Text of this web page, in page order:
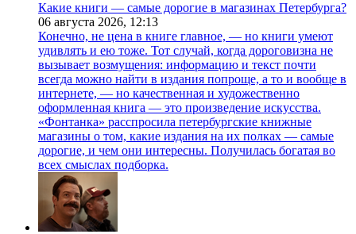
Какие книги — самые дорогие в магазинах Петербурга?
06 августа 2026, 12:13
Конечно, не цена в книге главное, — но книги умеют
удивлять и ею тоже. Тот случай, когда дороговизна не
вызывает возмущения: информацию и текст почти
всегда можно найти в издания попроще, а то и вообще в
интернете, — но качественная и художественно
оформленная книга — это произведение искусства.
«Фонтанка» расспросила петербургские книжные
магазины о том, какие издания на их полках — самые
дорогие, и чем они интересны. Получилась богатая во
всех смыслах подборка.